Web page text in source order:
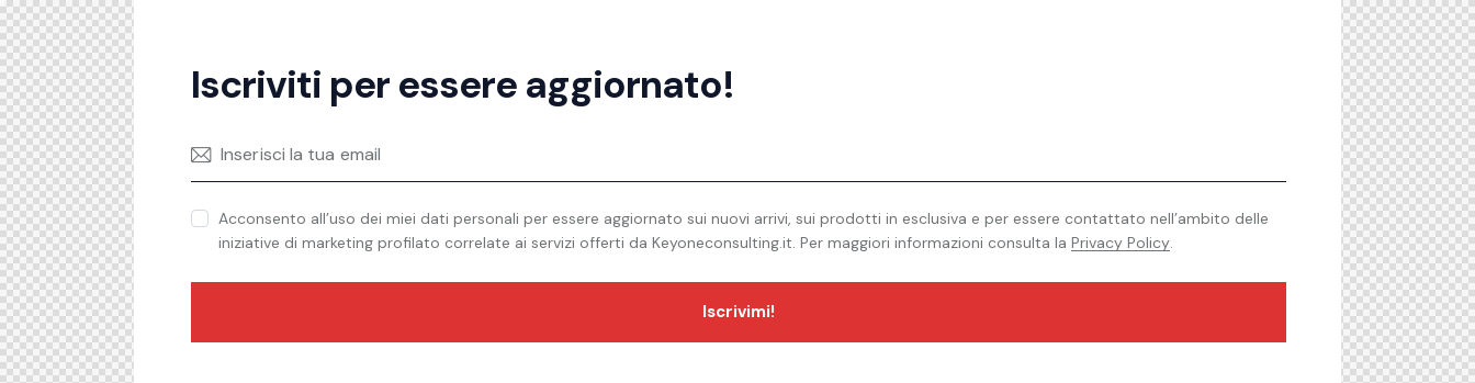
Iscriviti per essere aggiornato!
Iscrivimi!
Acconsento all’uso dei miei dati personali per essere aggiornato sui nuovi arrivi, sui prodotti in esclusiva e per essere contattato nell’ambito delle
iniziative di marketing profilato correlate ai servizi offerti da Keyoneconsulting.it. Per maggiori informazioni consulta la Privacy Policy.